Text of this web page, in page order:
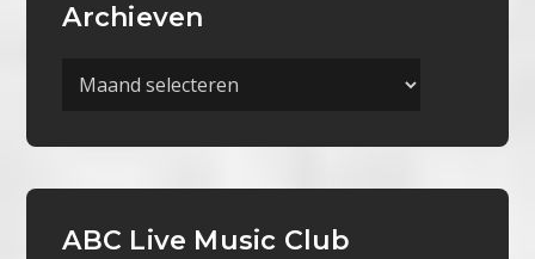
Archieven
Archieven
ABC Live Music Club